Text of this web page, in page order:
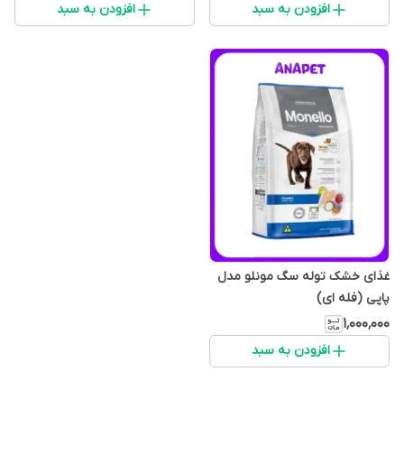
افزودن به سبد افزودن به سبد
غذای خشک توله سگ مونلو مدل
پاپی (فله‌ ای)
۱٬۰۰۰٬۰۰۰
افزودن به سبد